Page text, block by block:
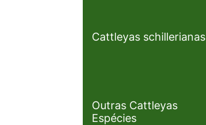
Cattleyas schillerianas
Outras Cattleyas
Espécies